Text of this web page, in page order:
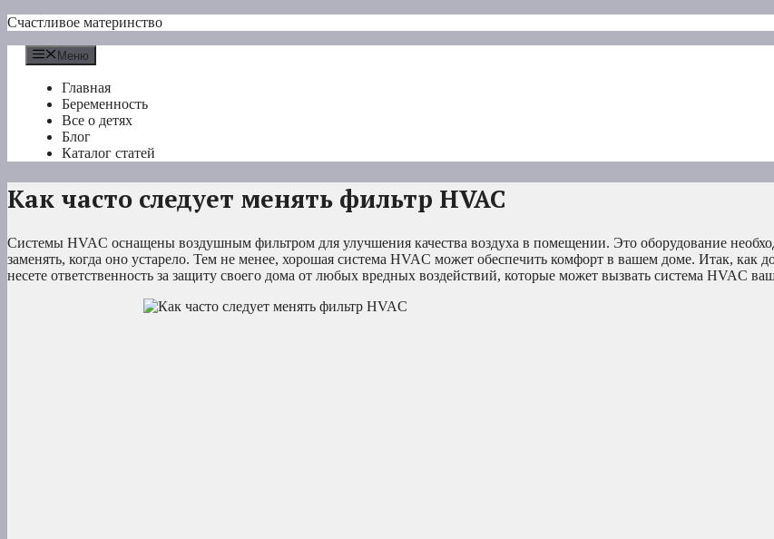
Перейти
содержимому
Счастливое материнство
Меню
Главная
Беременность
Все о детях
Блог
Каталог статей
Как часто следует менять фильтр HVAC
Системы HVAC оснащены воздушным фильтром для улучшения качества воздуха в помещении. Это оборудование
заменять, когда оно устарело. Тем не менее, хорошая система HVAC может обеспечить комфорт в вашем доме. Итак, как
несете ответственность за защиту своего дома от любых вредных воздействий, которые может вызвать система HVAC